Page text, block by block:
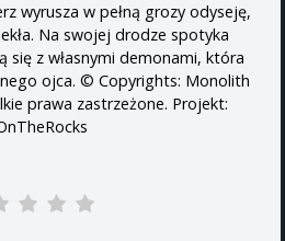
wyrusza w pełną grozy odyseję,
Na swojej drodze spotyka
się z własnymi demonami, która
ojca. © Copyrights: Monolith
prawa zastrzeżone. Projekt: